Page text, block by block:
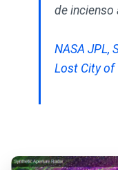
de incienso
NASA JPL,
Lost City of